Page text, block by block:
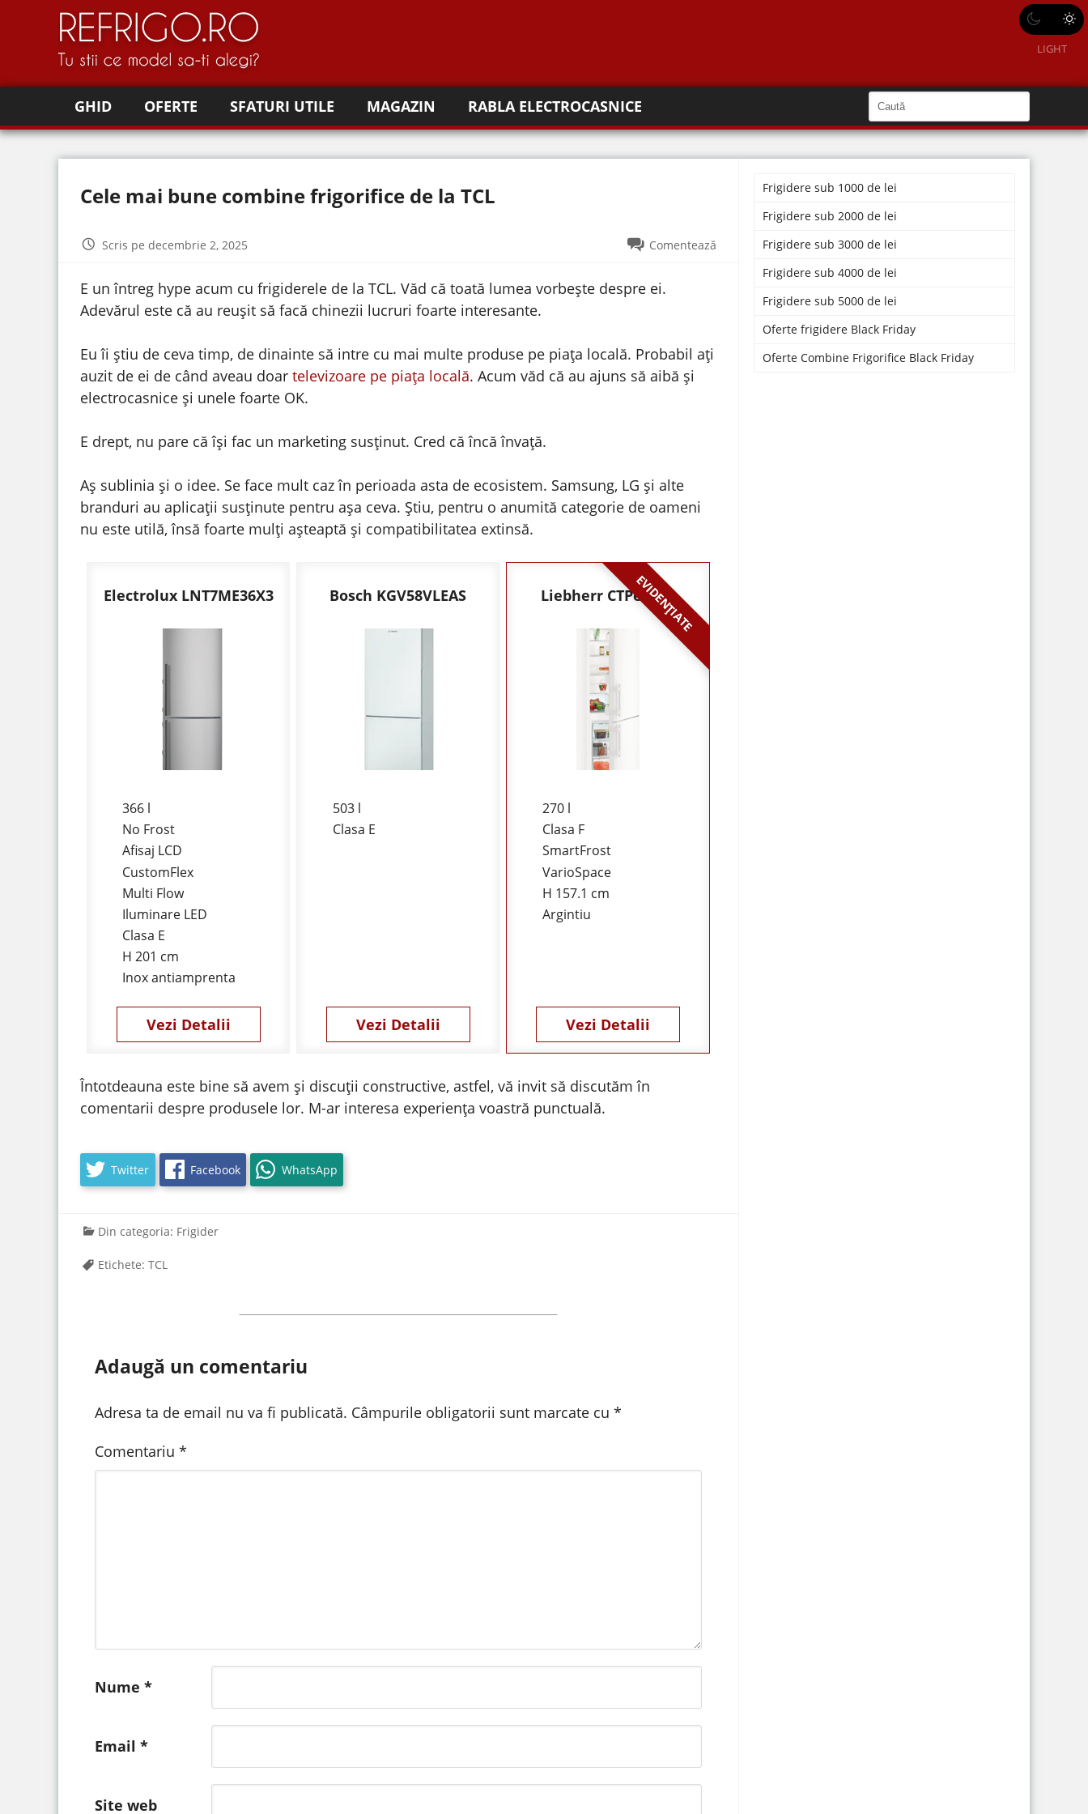
LIGHT
GHID OFERTE SFATURI UTILE MAGAZIN RABLA ELECTROCASNICE
a
ă
î
n
i
t
e
C
a
Cele mai bune combine frigorifice de la TCL
Scris pe decembrie 2, 2025 Comentează
E un întreg hype acum cu frigiderele de la TCL. Văd că toată lumea vorbește despre ei.
Adevărul este că au reușit să facă chinezii lucruri foarte interesante.
Eu îi știu de ceva timp, de dinainte să intre cu mai multe produse pe piața locală. Probabil ați
auzit de ei de când aveau doar televizoare pe piața locală. Acum văd că au ajuns să aibă și
electrocasnice și unele foarte OK.
E drept, nu pare că își fac un marketing susținut. Cred că încă învață.
Aș sublinia și o idee. Se face mult caz în perioada asta de ecosistem. Samsung, LG și alte
branduri au aplicații susținute pentru așa ceva. Știu, pentru o anumită categorie de oameni
nu este utilă, însă foarte mulți așteaptă și compatibilitatea extinsă.
Electrolux LNT7ME36X3
366 l
No Frost
Afisaj LCD
CustomFlex
Multi Flow
Iluminare LED
Clasa E
H 201 cm
Inox antiamprenta
Vezi Detalii
Bosch KGV58VLEAS
503 l
Clasa E
Vezi Detalii
EVIDENȚIATE
Liebherr CTPel 251
270 l
Clasa F
SmartFrost
VarioSpace
H 157.1 cm
Argintiu
Vezi Detalii
Întotdeauna este bine să avem și discuții constructive, astfel, vă invit să discutăm în
comentarii despre produsele lor. M-ar interesa experiența voastră punctuală.
Twitter Facebook WhatsApp
Din categoria: Frigider
Etichete: TCL
Adaugă un comentariu
Adresa ta de email nu va fi publicată. Câmpurile obligatorii sunt marcate cu *
Comentariu *
Nume *
Email *
Site web
Frigidere sub 1000 de lei
Frigidere sub 2000 de lei
Frigidere sub 3000 de lei
Frigidere sub 4000 de lei
Frigidere sub 5000 de lei
Oferte frigidere Black Friday
Oferte Combine Frigorifice Black Friday